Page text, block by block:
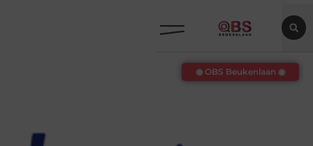
◉ OBS Beukenlaan ◉